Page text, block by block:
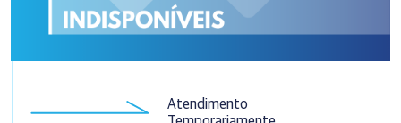
Atendimento